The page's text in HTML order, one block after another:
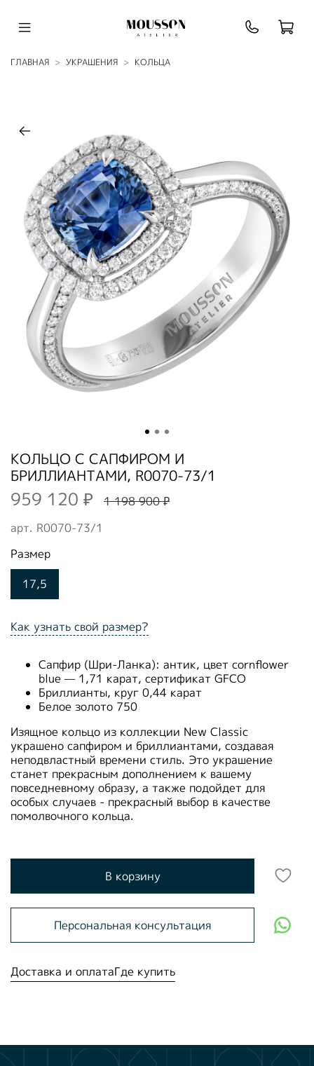
ГЛАВНАЯ УКРАШЕНИЯ КОЛЬЦА
арт. R0070-73/1
КОЛЬЦО С САПФИРОМ И
БРИЛЛИАНТАМИ, R0070-73/1
959 120 ₽ 1 198 900 ₽
Как узнать свой размер?
Размер
17,5
Сапфир (Шри-Ланка): антик, цвет cornflower
blue — 1,71 карат, сертификат GFCO
Бриллианты, круг 0,44 карат
Белое золото 750
Изящное кольцо из коллекции New Classic
украшено сапфиром и бриллиантами, создавая
неподвластный времени стиль. Это украшение
станет прекрасным дополнением к вашему
повседневному образу, а также подойдет для
особых случаев - прекрасный выбор в качестве
помолвочного кольца.
В корзину
Персональная консультация
Доставка и оплатаГде купить